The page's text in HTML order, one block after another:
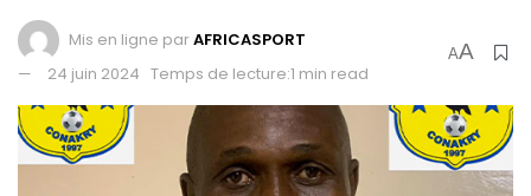
Mis en ligne parAFRICASPORT
24 juin 2024 Temps de lecture:1 min read
AA